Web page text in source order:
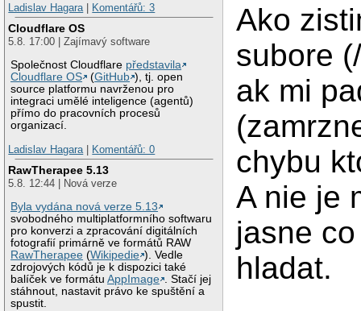
Ladislav Hagara
Komentářů: 3
Cloudflare OS
5.8. 17:00 | Zajímavý software
Společnost Cloudflare představila
Cloudflare OS
(GitHub ), tj. open
source platformu navrženou pro
integraci umělé inteligence (agentů)
přímo do pracovních procesů
organizací.
Ladislav Hagara
Komentářů: 0
RawTherapee 5.13
5.8. 12:44 | Nová verze
Byla vydána nová verze 5.13
svobodného multiplatformního softwaru
pro konverzi a zpracování digitálních
fotografií primárně ve formátů RAW
RawTherapee (Wikipedie ). Vedle
zdrojových kódů je k dispozici také
balíček ve formátuAppImage . Stačí jej
stáhnout, nastavit právo ke spuštění a
spustit.
Ako
subore
ak mi
chybu
A nie je
jasne
hladat.